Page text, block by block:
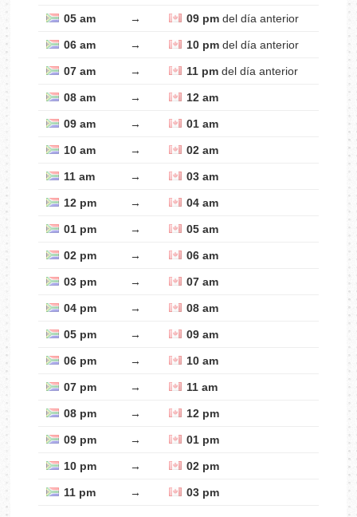
05 am → 09 pm del día anterior
06 am → 10 pm del día anterior
07 am → 11 pm del día anterior
08 am → 12 am
09 am → 01 am
10 am → 02 am
11 am → 03 am
12 pm → 04 am
01 pm → 05 am
02 pm → 06 am
03 pm → 07 am
04 pm → 08 am
05 pm → 09 am
06 pm → 10 am
07 pm → 11 am
08 pm → 12 pm
09 pm → 01 pm
10 pm → 02 pm
11 pm → 03 pm